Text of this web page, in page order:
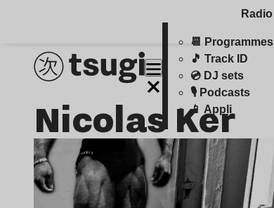
Radio
📆 Programmes
🎵 Track ID
💿 DJ sets
🎙️ Podcasts
📱 Appli
Nicolas Ker